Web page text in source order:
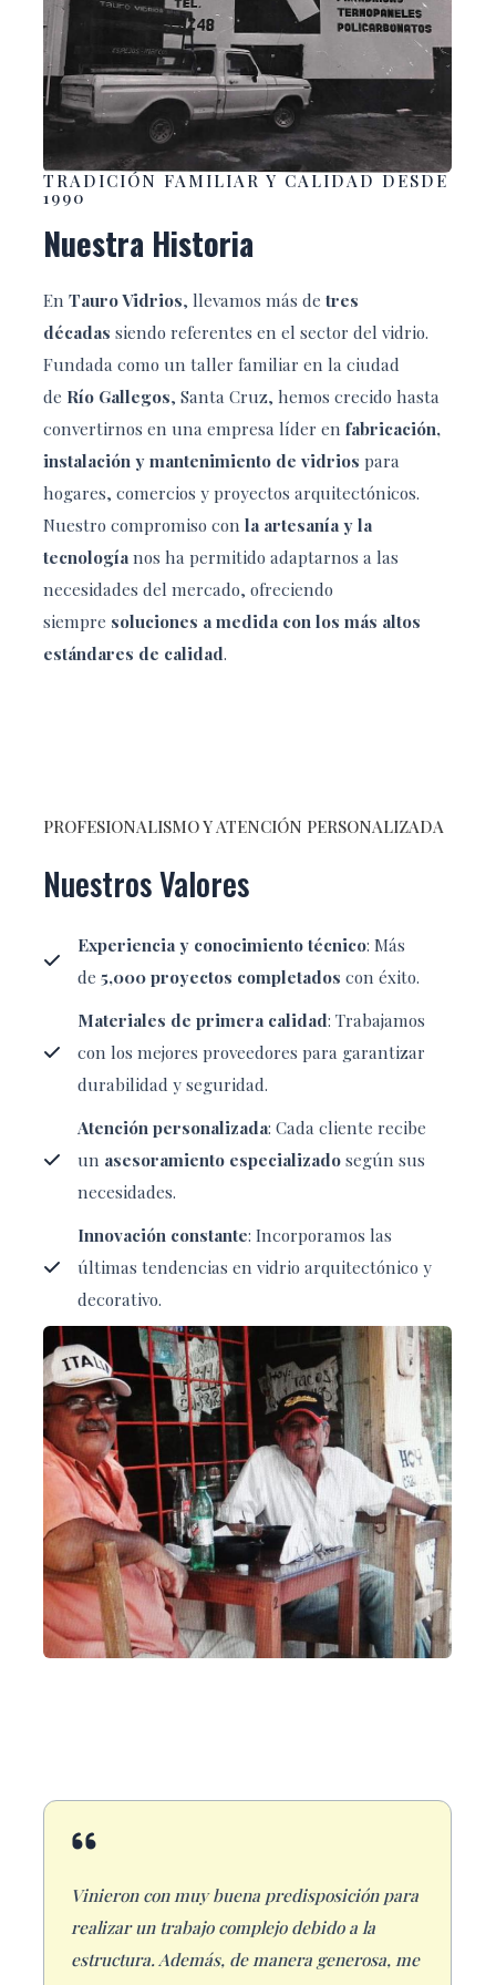
TRADICIÓN FAMILIAR Y CALIDAD DESDE
1990
Nuestra Historia
EnTauro Vidrios, llevamos más detres
décadas siendo referentes en el sector del vidrio.
Fundada como un taller familiar en la ciudad
de Río Gallegos, Santa Cruz, hemos crecido hasta
convertirnos en una empresa líder enfabricación,
instalación y mantenimiento de vidrios para
hogares, comercios y proyectos arquitectónicos.
Nuestro compromiso conla artesanía y la
tecnologíanos ha permitido adaptarnos a las
necesidades del mercado, ofreciendo
siempre soluciones a medida con los más altos
estándares de calidad.
PROFESIONALISMO Y ATENCIÓN PERSONALIZADA
Nuestros Valores
Experiencia y conocimiento técnico: Más
de5,000 proyectos completados con éxito.
Materiales de primera calidad: Trabajamos
con los mejores proveedores para garantizar
durabilidad y seguridad.
Atención personalizada: Cada cliente recibe
un asesoramiento especializadosegún sus
necesidades.
Innovación constante: Incorporamos las
últimas tendencias en vidrio arquitectónico y
decorativo.
Vinieron con muy buena predisposición para
realizar un trabajo complejo debido a la
estructura. Además, de manera generosa, me